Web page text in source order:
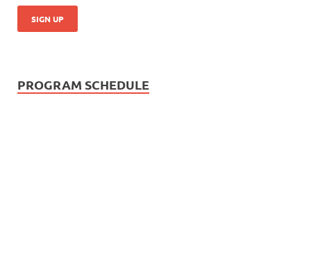
PROGRAM SCHEDULE